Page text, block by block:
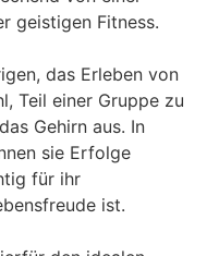
geistigen Fitness.
das Erleben von
Teil einer Gruppe zu
Gehirn aus. In
sie Erfolge
für ihr
ist.